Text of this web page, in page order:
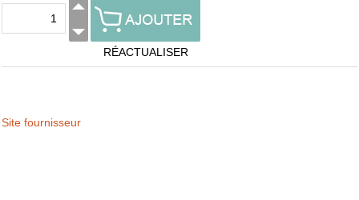
RÉACTUALISER
Site fournisseur